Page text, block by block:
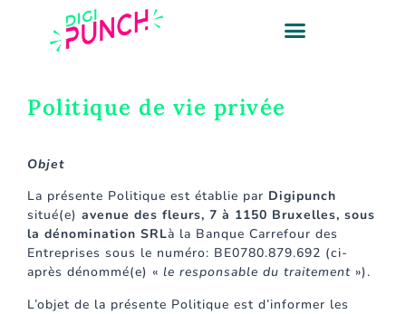
Politique de vie privée
Objet
La présente Politique est établie par Digipunch
situé(e) avenue des fleurs, 7 à 1150 Bruxelles, sous
la dénomination SRLà la Banque Carrefour des
Entreprises sous le numéro: BE0780.879.692 (ci-
après dénommé(e) « le responsable du traitement »).
L’objet de la présente Politique est d’informer les